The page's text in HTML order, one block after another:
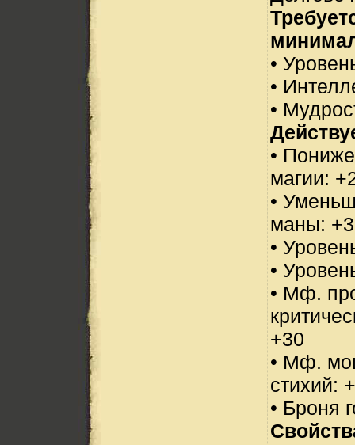
•
•
•
•
магии:
•
маны: +3
•
•
• Мф.
+30
• Мф.
стихий:
• Броня